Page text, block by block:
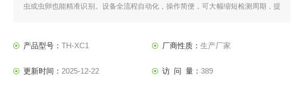
虫或虫卵也能精准识别。设备全流程自动化，操作简便，可大幅缩短检测周期，提
产品型号： TH-XC1 厂商性质： 生产厂家
更新时间： 2025-12-22 访 问 量： 389